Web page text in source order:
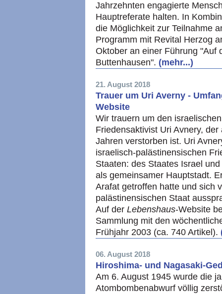
Jahrzehnten engagierte
Hauptreferate halten. In
die Möglichkeit zur Teilnahme
Programm mit Revital Herzog
Oktober an einer Führung "Auf
Buttenhausen". (mehr...)
21. August 2018
Trauer um Uri Averny -
Website
Wir trauern um den
Friedensaktivist Uri Avnery,
Jahren verstorben ist. Uri
israelisch-palästinensischen
Staaten: des Staates Israel
als gemeinsamer Hauptstadt.
Arafat getroffen hatte und sich
palästinensischen Staat
Auf der Lebenshaus-Website
Sammlung mit den
Frühjahr 2003 (ca. 740 Artikel).
06. August 2018
Hiroshima- und Nagasaki-
Am 6. August 1945 wurde die
Atombombenabwurf völlig